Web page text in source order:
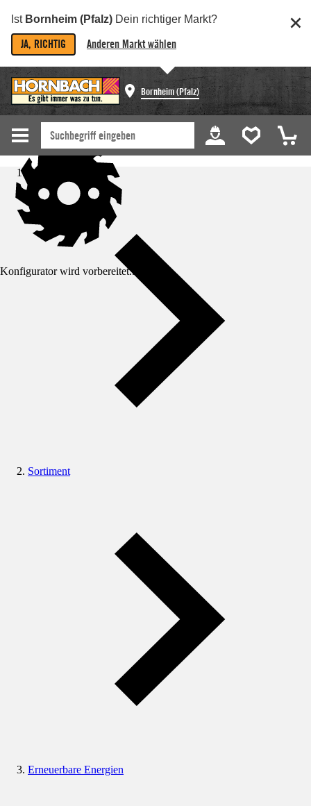
Ist Bornheim (Pfalz) Dein richtiger Markt?
JA, RICHTIG Anderen Markt wählen
Bornheim (Pfalz)
Konfigurator wird vorbereitet...
Startseite
Sortiment
Erneuerbare Energien